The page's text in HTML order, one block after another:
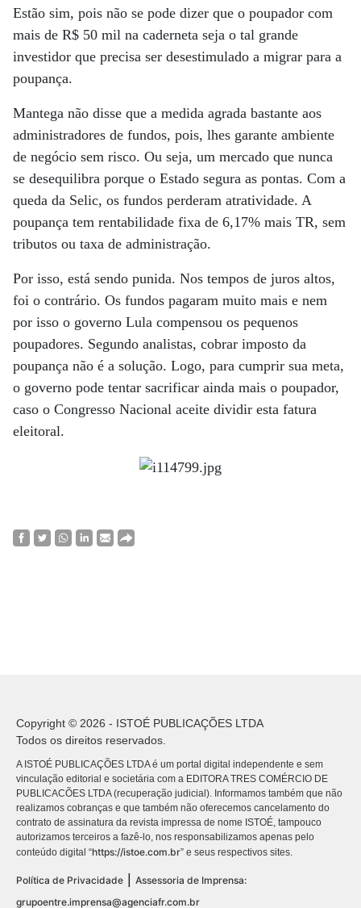
Estão sim, pois não se pode dizer que o poupador com
mais de R$ 50 mil na caderneta seja o tal grande
investidor que precisa ser desestimulado a migrar para a
poupança.
Mantega não disse que a medida agrada bastante aos
administradores de fundos, pois, lhes garante ambiente
de negócio sem risco. Ou seja, um mercado que nunca
se desequilibra porque o Estado segura as pontas. Com a
queda da Selic, os fundos perderam atratividade. A
poupança tem rentabilidade fixa de 6,17% mais TR, sem
tributos ou taxa de administração.
Por isso, está sendo punida. Nos tempos de juros altos,
foi o contrário. Os fundos pagaram muito mais e nem
por isso o governo Lula compensou os pequenos
poupadores. Segundo analistas, cobrar imposto da
poupança não é a solução. Logo, para cumprir sua meta,
o governo pode tentar sacrificar ainda mais o poupador,
caso o Congresso Nacional aceite dividir esta fatura
eleitoral.
Copyright © 2026 - ISTOÉ PUBLICAÇÕES LTDA
Todos os direitos reservados.
A ISTOÉ PUBLICAÇÕES LTDA é um portal digital independente e sem
vinculação editorial e societária com a EDITORA TRES COMÉRCIO DE
PUBLICACÕES LTDA (recuperação judicial). Informamos também que não
realizamos cobranças e que também não oferecemos cancelamento do
contrato de assinatura da revista impressa de nome ISTOÉ, tampouco
autorizamos terceiros a fazê-lo, nos responsabilizamos apenas pelo
conteúdo digital “https://istoe.com.br” e seus respectivos sites.
Política de Privacidade | Assessoria de Imprensa:
grupoentre.imprensa@agenciafr.com.br